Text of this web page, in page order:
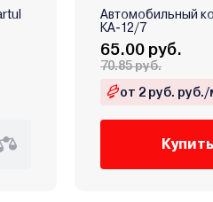
Автомобильный
КА-12/7
65.00 руб.
70.85 руб.
от 2 руб.
Купить